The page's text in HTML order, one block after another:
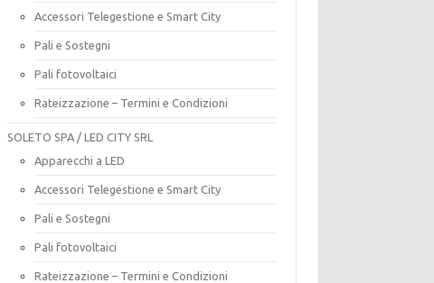
Accessori Telegestione e Smart City
Pali e Sostegni
Pali fotovoltaici
Rateizzazione – Termini e Condizioni
SOLETO SPA / LED CITY SRL
Apparecchi a LED
Accessori Telegestione e Smart City
Pali e Sostegni
Pali fotovoltaici
Rateizzazione – Termini e Condizioni